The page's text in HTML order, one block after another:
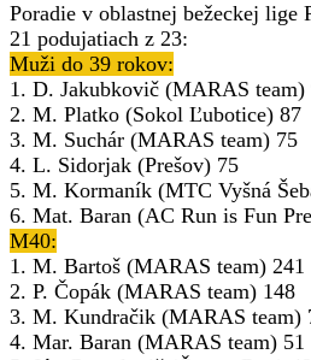
Poradie v oblastnej bežeckej lige
21 podujatiach z 23:
Muži do 39 rokov:
1. D. Jakubkovič (MARAS team)
2. M. Platko (Sokol Ľubotice) 87
3. M. Suchár (MARAS team) 75
4. L. Sidorjak (Prešov) 75
5. M. Kormaník (MTC Vyšná
6. Mat. Baran (AC Run is Fun
M40:
1. M. Bartoš (MARAS team) 241
2. P. Čopák (MARAS team) 148
3. M. Kundračik (MARAS team)
4. Mar. Baran (MARAS team) 51